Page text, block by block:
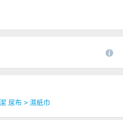
尿布 > 濕紙巾